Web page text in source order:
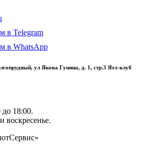
в Telegram
в WhatsApp
ул Якова Гунина, д. 1, стр.3 Яхт-клуб
18:00.